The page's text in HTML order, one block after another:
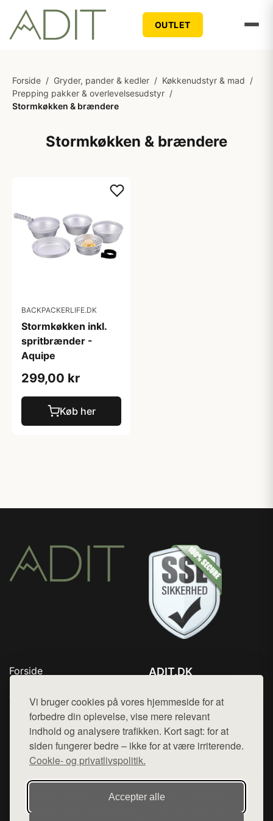
Vi bruger cookies på vores hjemmeside for at
forbedre din oplevelse, vise mere relevant
indhold og analysere trafikken. Kort sagt: for at
siden fungerer bedre – ikke for at være irriterende.
Cookie- og privatlivspolitik.
Accepter alle
OUTLET
Forside / Gryder, pander & kedler / Køkkenudstyr & mad /
Prepping pakker & overlevelsesudstyr /
Stormkøkken & brændere
Stormkøkken & brændere
BACKPACKERLIFE.DK
Stormkøkken inkl.
spritbrænder -
Aquipe
299,00 kr
Køb her
Forside
Top Rabatter
Blog
Kontakt
ADIT.DK
Mail: hej@want.dk
Cookie- og privatlivspolitik
Denne side er en del af want.dk, der udgiver en række
hjemmesider med præsentation af forskellige produkter fra